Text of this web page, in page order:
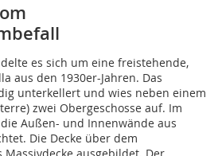
es sich um eine freistehende,
aus den 1930er-Jahren. Das
unterkellert und wies neben einem
zwei Obergeschosse auf. Im
Außen- und Innenwände aus
Die Decke über dem